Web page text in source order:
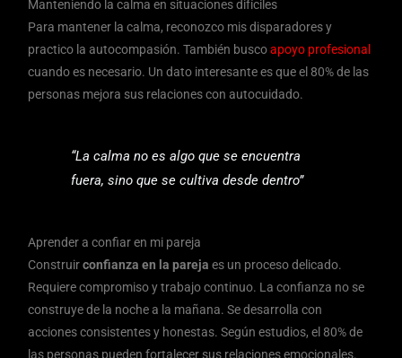
Manteniendo la calma en situaciones difíciles
Para mantener la calma, reconozco mis disparadores y
practico la autocompasión. También buscoapoyo profesional
cuando es necesario. Un dato interesante es que el 80% de las
personas mejora sus relaciones con autocuidado.
“La calma no es algo que se encuentra
fuera, sino que se cultiva desde dentro”
Aprender a confiar en mi pareja
Construirconfianza en la pareja es un proceso delicado.
Requiere compromiso y trabajo continuo. La confianza no se
construye de la noche a la mañana. Se desarrolla con
acciones consistentes y honestas. Según estudios, el 80% de
las personas pueden fortalecer sus relaciones emocionales.